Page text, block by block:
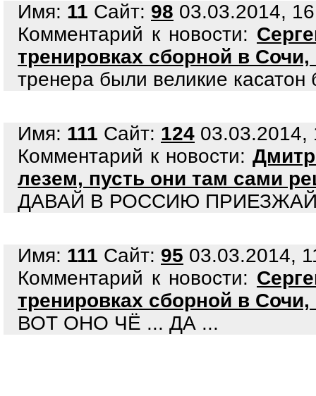
Имя: 11 Сайт: 98 03.03.2014,
Комментарий к новости:
тренировках сборной в
тренера были великие
Имя: 111 Сайт: 124 03.03.2014,
Комментарий к новости:
лезем, пусть они там сами
ДАВАЙ В РОССИЮ
Имя: 111 Сайт: 95 03.03.2014,
Комментарий к новости:
тренировках сборной в
ВОТ ОНО ЧЁ ... ДА ...